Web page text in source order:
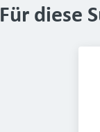
Für diese